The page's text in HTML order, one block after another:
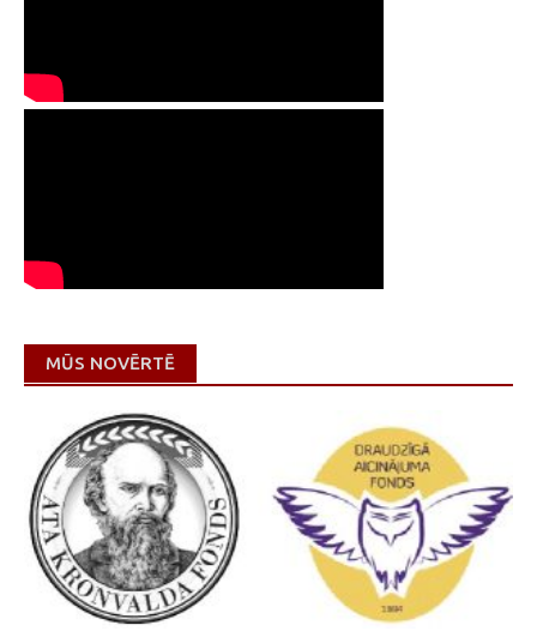
MŪS NOVĒRTĒ